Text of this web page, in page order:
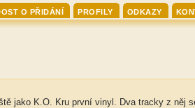
O PŘIDÁNÍ PROFILY ODKAZY
jako K.O. Kru první vinyl. Dva tracky z něj